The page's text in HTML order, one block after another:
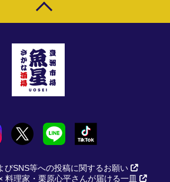
びSNS等への投稿に関するお願い
料理家・栗原心平さんが届ける一皿